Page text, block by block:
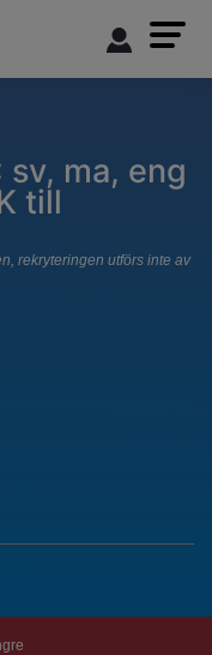
sv, ma, eng
till
rekryteringen utförs inte av